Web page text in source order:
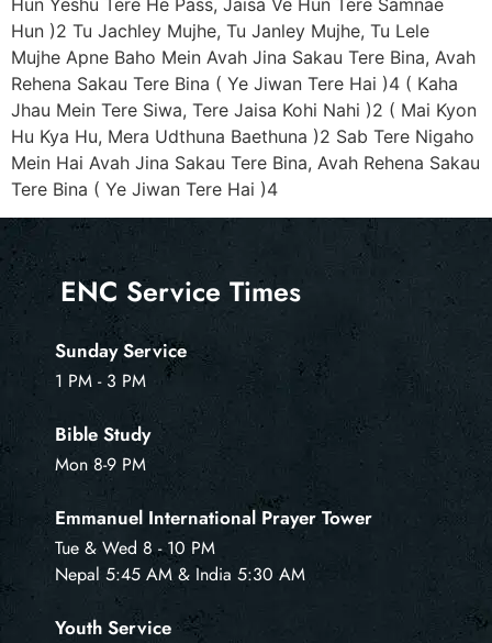
Hun )2 Tu Jachley Mujhe, Tu Janley Mujhe, Tu Lele
Mujhe Apne Baho Mein Avah Jina Sakau Tere Bina, Avah
Rehena Sakau Tere Bina ( Ye Jiwan Tere Hai )4 ( Kaha
Jhau Mein Tere Siwa, Tere Jaisa Kohi Nahi )2 ( Mai Kyon
Hu Kya Hu, Mera Udthuna Baethuna )2 Sab Tere Nigaho
Mein Hai Avah Jina Sakau Tere Bina, Avah Rehena Sakau
Tere Bina ( Ye Jiwan Tere Hai )4
ENC Service Times
Sunday Service
1 PM - 3 PM
Bible Study
Mon 8-9 PM
Emmanuel International Prayer Tower
Tue & Wed 8 - 10 PM
Nepal 5:45 AM & India 5:30 AM
Youth Service